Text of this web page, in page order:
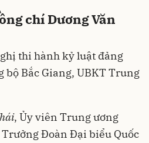
chí Dương Văn
thi hành kỷ luật đảng
Bắc Giang, UBKT Trung
, Ủy viên Trung ương
Đoàn Đại biểu Quốc